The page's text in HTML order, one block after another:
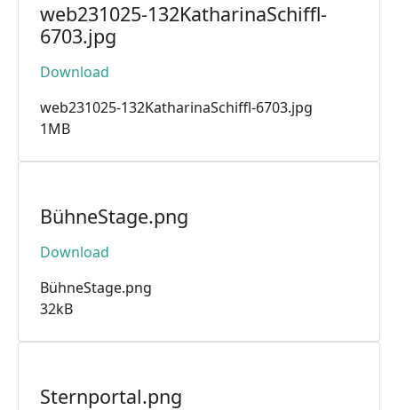
web231025-132KatharinaSchiffl-
6703.jpg
Download
web231025-132KatharinaSchiffl-6703.jpg
1MB
BühneStage.png
Download
BühneStage.png
32kB
Sternportal.png